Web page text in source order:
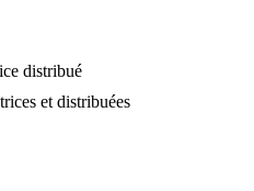
distribué
et distribuées